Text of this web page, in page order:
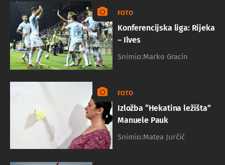
FOTO
Konferencijska liga: Rijeka
– Ilves
Snimio:Marko Gracin
FOTO
Izložba “Hekatina ležišta”
Manuele Pauk
Snimio:Matea Jurčić